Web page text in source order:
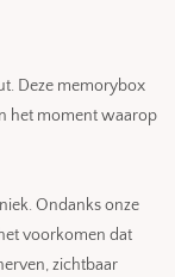
Deze memorybox
het moment waarop
Ondanks onze
voorkomen dat
zichtbaar